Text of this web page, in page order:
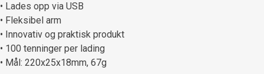
• Lades opp via USB
• Fleksibel arm
• Innovativ og praktisk produkt
• 100 tenninger per lading
• Mål: 220x25x18mm, 67g